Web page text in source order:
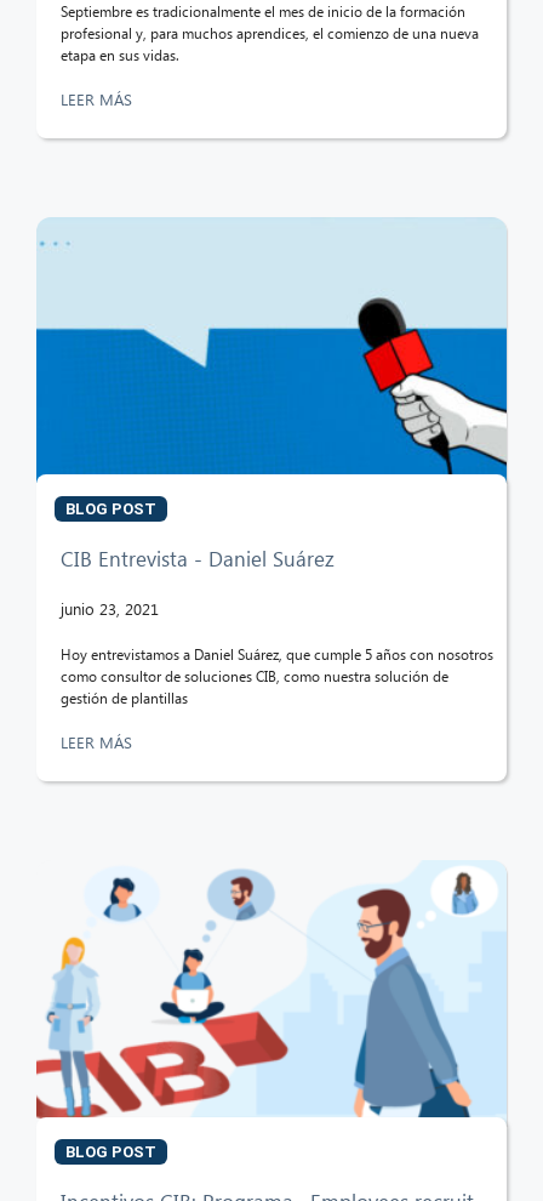
Septiembre es tradicionalmente el mes de inicio de la formación
profesional y, para muchos aprendices, el comienzo de una nueva
etapa en sus vidas.
LEER MÁS
BLOG POST
CIB Entrevista - Daniel Suárez
junio 23, 2021
Hoy entrevistamos a Daniel Suárez, que cumple 5 años con nosotros
como consultor de soluciones CIB, como nuestra solución de
gestión de plantillas
LEER MÁS
BLOG POST